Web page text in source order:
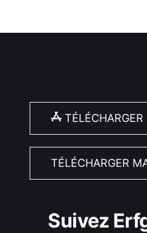
TÉLÉCHARGER
Suivez